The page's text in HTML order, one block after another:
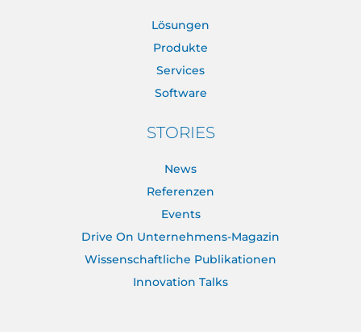
Lösungen
Produkte
Services
Software
STORIES
News
Referenzen
Events
Drive On Unternehmens-Magazin
Wissenschaftliche Publikationen
Innovation Talks